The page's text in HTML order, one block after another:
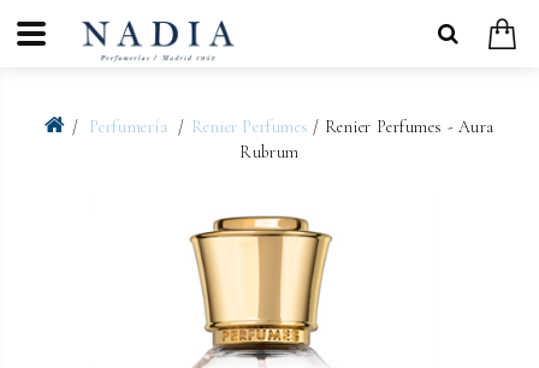
Perfumería Renier Perfumes / Renier Perfumes - Aura
Rubrum